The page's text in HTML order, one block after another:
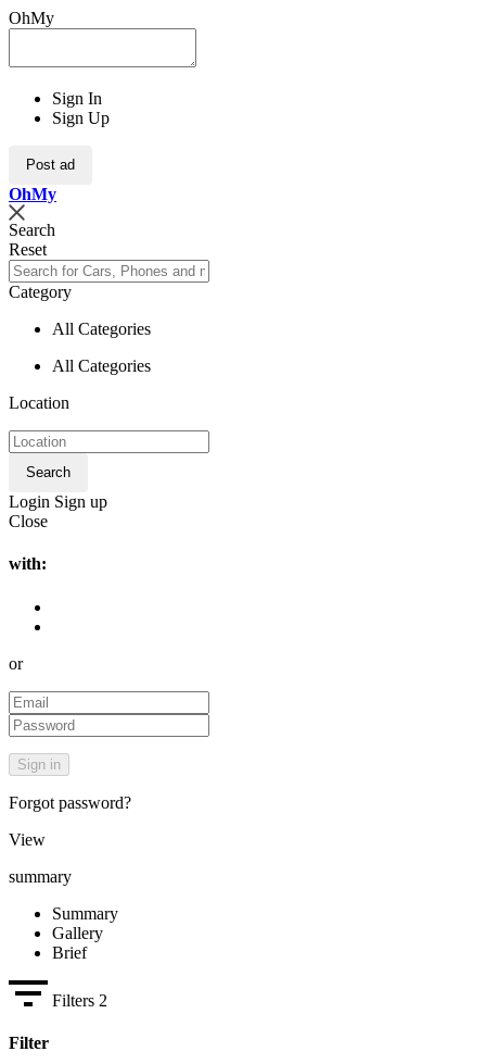
OhMy
Sign In
Sign Up
Post ad
OhMy
Search
Reset
Category
All Categories
All Categories
Location
Search
Login Sign up
Close
with:
or
Forgot password?
View
summary
Summary
Gallery
Brief
Filters 2
Filter